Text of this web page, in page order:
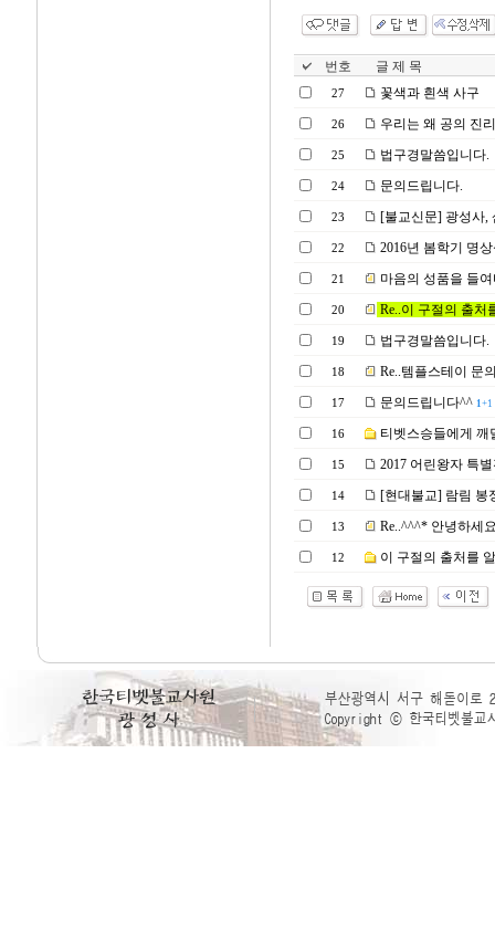
번호 글 제 목
27 꽃색과 흰색 사구
26 우리는 왜 공의 진
25 법구경말씀입니다.
24 문의드립니다.
23 [불교신문] 광성사,
22 2016년 봄학기 명
21 마음의 성품을 들
20 Re..이 구절의 출처
19 법구경말씀입니다.
18 Re..템플스테이 문
17 문의드립니다^^ 1+1
16 티벳스승들에게 깨
15 2017 어린왕자 특
14 [현대불교] 람림 봉
13 Re..^^^* 안녕하세
12 이 구절의 출처를